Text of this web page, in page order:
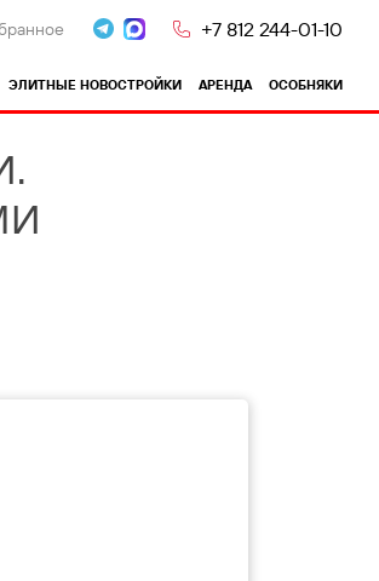
+7 812 244-01-10
ЭЛИТНЫЕ НОВОСТРОЙКИ АРЕНДА ОСОБНЯКИ